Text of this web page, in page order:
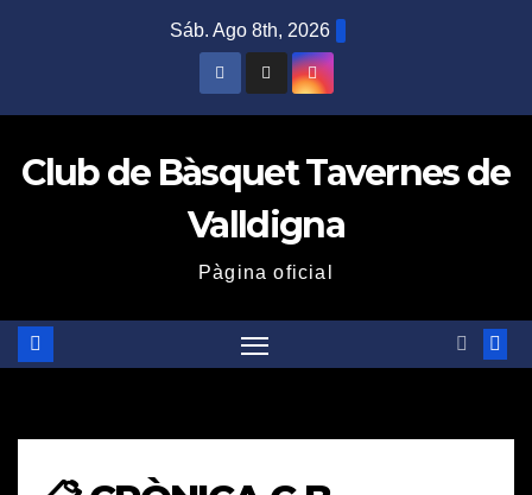
Sáb. Ago 8th, 2026
Club de Bàsquet Tavernes de
Valldigna
Pàgina oficial